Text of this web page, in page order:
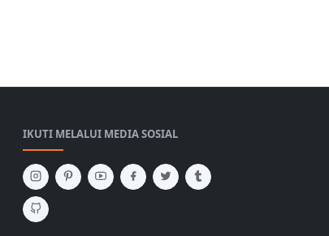
IKUTI MELALUI MEDIA SOSIAL